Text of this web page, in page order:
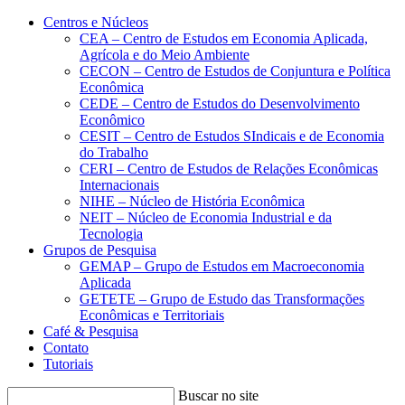
Conteúdo principal Menu principal
Centros e Núcleos
CEA – Centro de Estudos em Economia Aplicada,
Agrícola e do Meio Ambiente
CECON – Centro de Estudos de Conjuntura e Política
Econômica
CEDE – Centro de Estudos do Desenvolvimento
Econômico
CESIT – Centro de Estudos SIndicais e de Economia
do Trabalho
CERI – Centro de Estudos de Relações Econômicas
Internacionais
NIHE – Núcleo de História Econômica
NEIT – Núcleo de Economia Industrial e da
Tecnologia
Grupos de Pesquisa
GEMAP – Grupo de Estudos em Macroeconomia
Aplicada
GETETE – Grupo de Estudo das Transformações
Econômicas e Territoriais
Café & Pesquisa
Contato
Tutoriais
Buscar no site